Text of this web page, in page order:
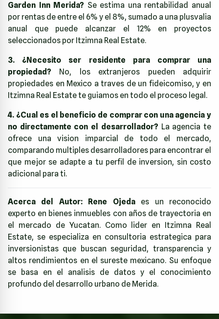
Garden Inn Merida? Se estima una rentabilidad anual
por rentas de entre el 6% y el 8%, sumado a una plusvalia
anual que puede alcanzar el 12% en proyectos
seleccionados por Itzimna Real Estate.
3. ¿Necesito ser residente para comprar una
propiedad? No, los extranjeros pueden adquirir
propiedades en Mexico a traves de un fideicomiso, y en
Itzimna Real Estate te guiamos en todo el proceso legal.
4. ¿Cual es el beneficio de comprar con una agencia y
no directamente con el desarrollador? La agencia te
ofrece una vision imparcial de todo el mercado,
comparando multiples desarrolladores para encontrar el
que mejor se adapte a tu perfil de inversion, sin costo
adicional para ti.
Acerca del Autor: Rene Ojedaes un reconocido
experto en bienes inmuebles con años de trayectoria en
el mercado de Yucatan. Como lider en Itzimna Real
Estate, se especializa en consultoria estrategica para
inversionistas que buscan seguridad, transparencia y
altos rendimientos en el sureste mexicano. Su enfoque
se basa en el analisis de datos y el conocimiento
profundo del desarrollo urbano de Merida.